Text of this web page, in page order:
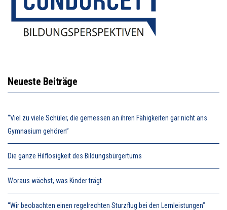
Neueste Beiträge
“Viel zu viele Schüler, die gemessen an ihren Fähigkeiten gar nicht ans
Gymnasium gehören”
Die ganze Hilflosigkeit des Bildungsbürgertums
Woraus wächst, was Kinder trägt
“Wir beobachten einen regelrechten Sturzflug bei den Lernleistungen”